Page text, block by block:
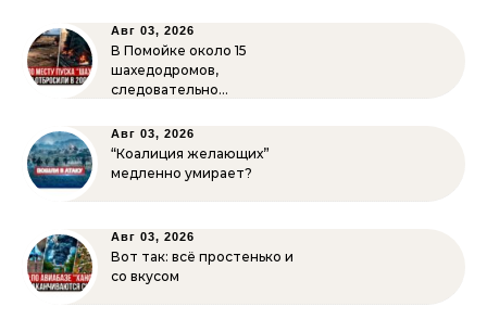
Авг 03, 2026
В Помойке около 15
шахедодромов,
следовательно…
Авг 03, 2026
“Коалиция желающих”
медленно умирает?
Авг 03, 2026
Вот так: всё простенько и
со вкусом